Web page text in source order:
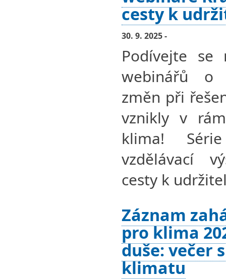
cesty k
30. 9. 2025 -
Podívejte
webinářů o
změn při
vznikly v
klima!
vzdělávací
cesty k
Záznam
pro klima
duše: večer
klimatu